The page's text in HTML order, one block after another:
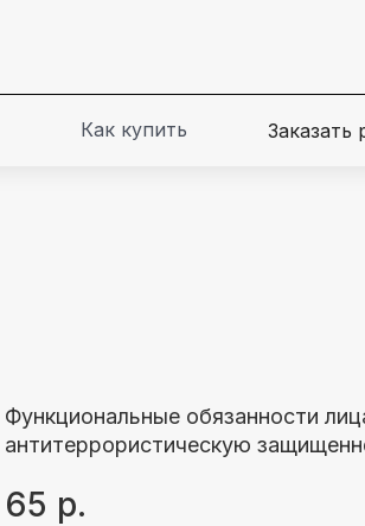
Как купить Заказать
Функциональные обязанности
антитеррористическую
65 р.